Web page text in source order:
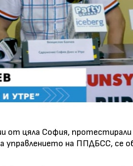
от цяла София,
управлението на ППДБСС, се